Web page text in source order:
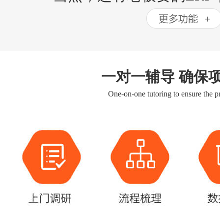
一对一辅导 确保
One-on-one tutoring to ensure the